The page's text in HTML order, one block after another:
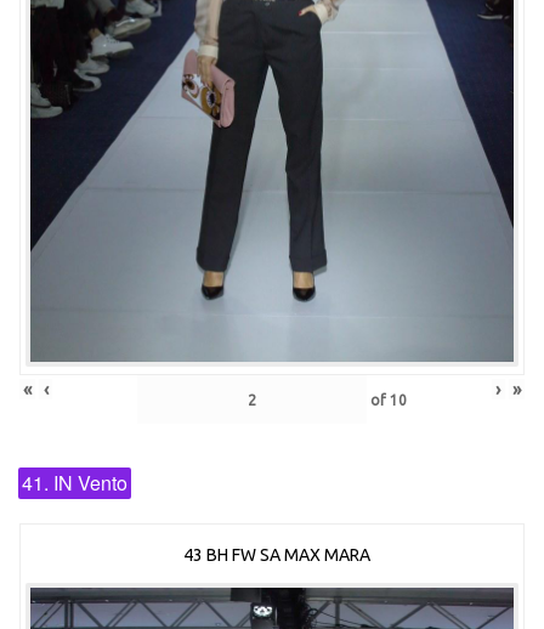
« ‹ of 10 › »
41. IN Vento
43 BH FW SA MAX MARA